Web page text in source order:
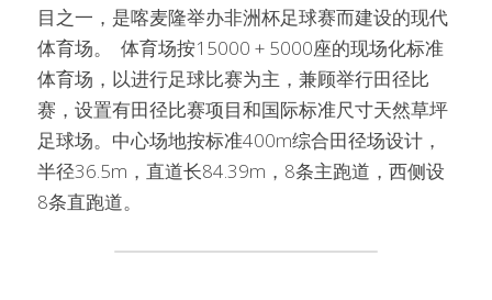
目之一，是喀麦隆举办非洲杯足球赛而建设的现代
体育场。  体育场按15000 + 5000座的现场化标准
体育场，以进行足球比赛为主，兼顾举行田径比
赛，设置有田径比赛项目和国际标准尺寸天然草坪
足球场。中心场地按标准400m综合田径场设计，
半径36.5m，直道长84.39m，8条主跑道，西侧设
8条直跑道。